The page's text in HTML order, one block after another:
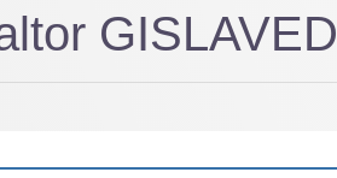
GISLAVED